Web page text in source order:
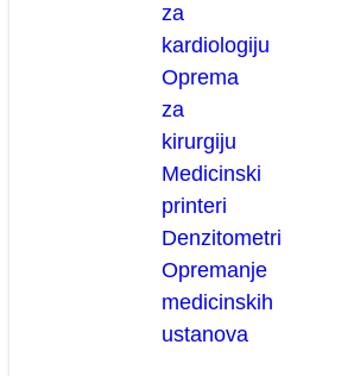
za
kardiologiju
Oprema
za
kirurgiju
Medicinski
printeri
Denzitometri
Opremanje
medicinskih
ustanova